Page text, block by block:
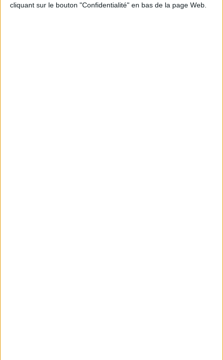
cliquant sur le bouton "Confidentialité" en bas de la page Web.